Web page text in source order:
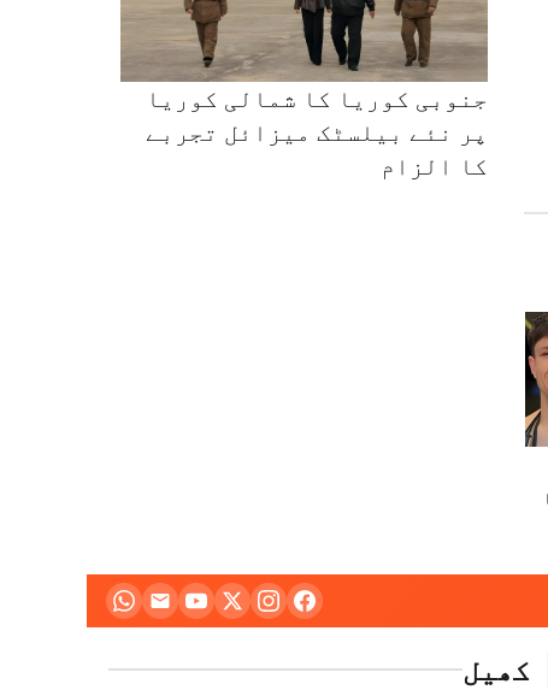
جنوبی کوریا کا شمالی کوریا
پر نئے بیلسٹک میزائل تجربے
کا الزام
کھیل